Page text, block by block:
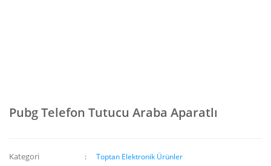
Pubg Telefon Tutucu Araba Aparatlı
Kategori Toptan Elektronik Ürünler